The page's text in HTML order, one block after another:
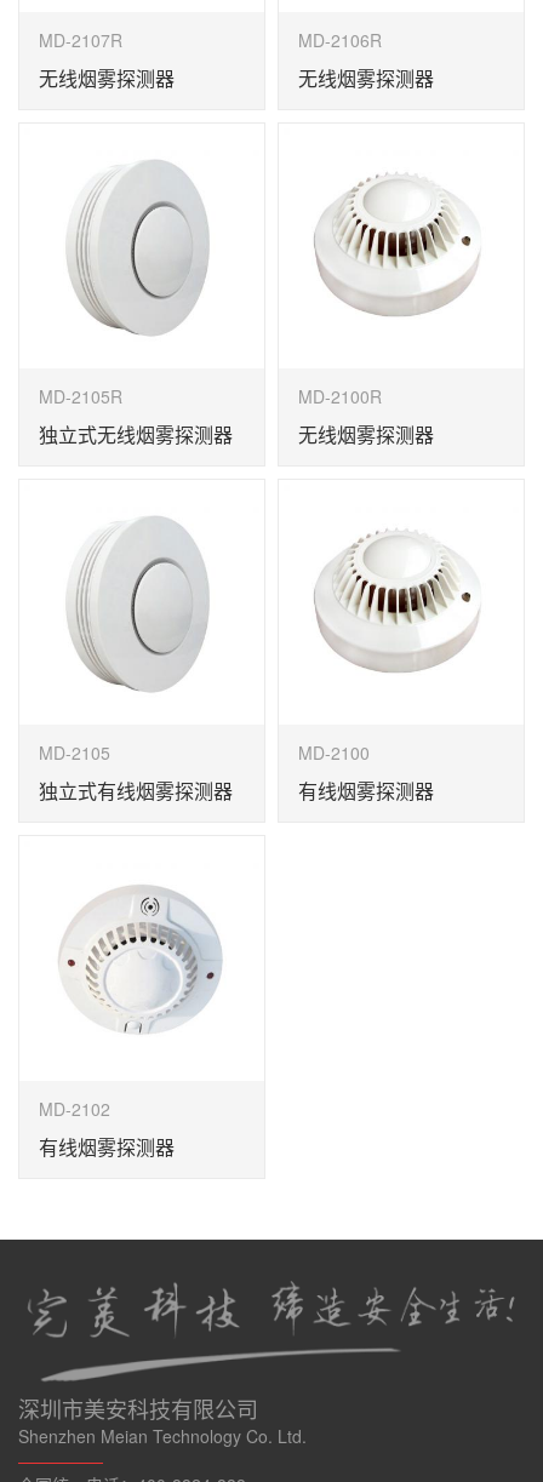
MD-2107R
无线烟雾探测器
MD-2106R
无线烟雾探测器
MD-2105R
独立式无线烟雾探测器
MD-2100R
无线烟雾探测器
MD-2105
独立式有线烟雾探测器
MD-2100
有线烟雾探测器
MD-2102
有线烟雾探测器
深圳市美安科技有限公司
Shenzhen Meian Technology Co. Ltd.
—————